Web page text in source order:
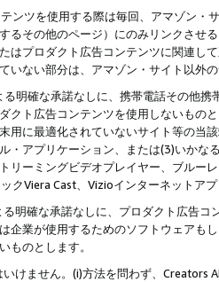
ンツを使用する際は毎回、アマゾン
るその他のページ）にのみリンクさせ
はプロダクト広告コンテンツに関連し
いない部分は、アマゾン・サイト以外
明確な承諾なしに、携帯電話その他
クト広告コンテンツを使用しないもの
用に最適化されていないサイト等の当
・アプリケーション、または(3)いか
リーミングビデオプレイヤー、ブルー
クViera Cast、Vizioインターネットア
明確な承諾なしに、プロダクト広告
企業が使用するためのソフトウェアも
ものとします。
けません。(i)方法を問わず、Creators